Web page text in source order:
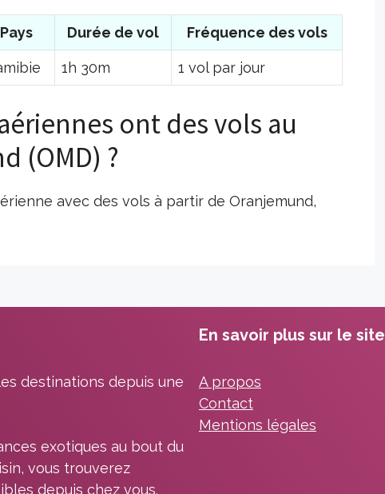
Pays Durée de vol Fréquence des vols
1h 30m 1 vol par jour
ont des vols au
(OMD) ?
avec des vols à partir de Oranjemund,
destinations depuis une
exotiques au bout du
vous trouverez
depuis chez vous.
En savoir plus sur le site
A propos
Contact
Mentions légales